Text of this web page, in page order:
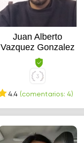
Juan Alberto
Vazquez Gonzalez
4.4 (comentarios: 4)